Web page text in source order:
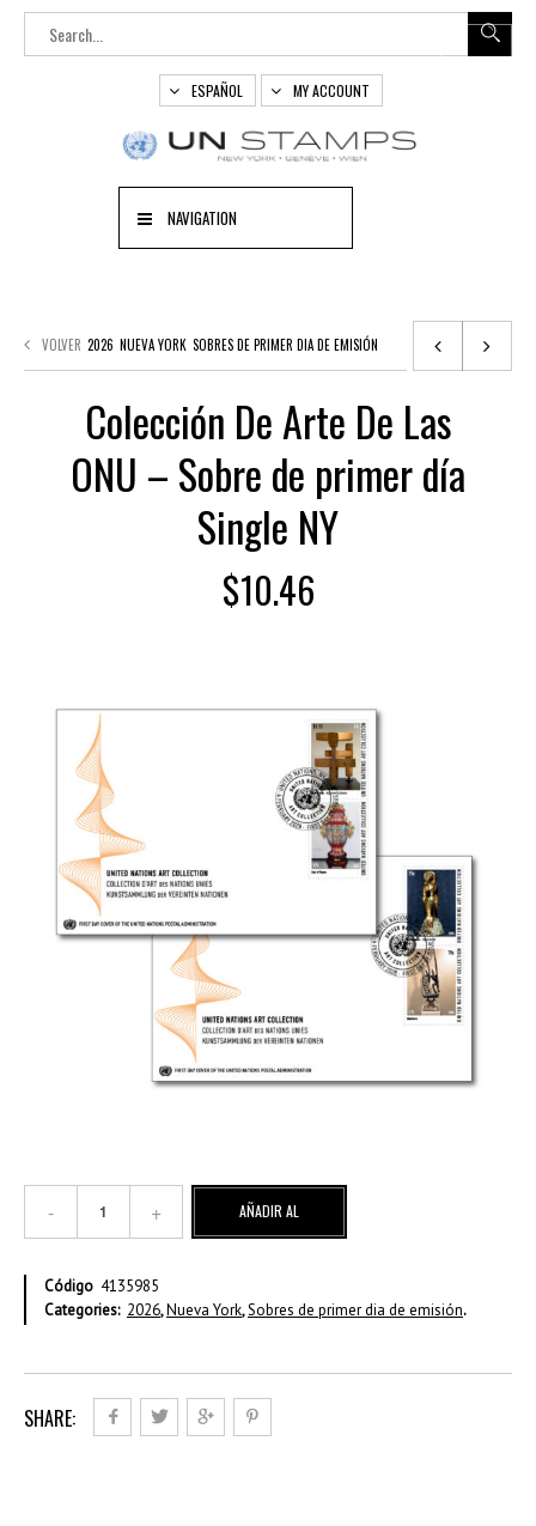
ESPAÑOL MY ACCOUNT
NAVIGATION
VOLVER 2026 NUEVA YORK SOBRES DE PRIMER DIA DE EMISIÓN
Colección De Arte De Las
ONU – Sobre de primer día
Single NY
$10.46
Arte
Las
ONU
primer
AÑADIR AL
Código 4135985
Categories: 2026,Nueva York,Sobres de primer dia de emisión.
SHARE: